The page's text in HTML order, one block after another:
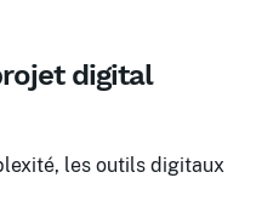
digital
les outils digitaux